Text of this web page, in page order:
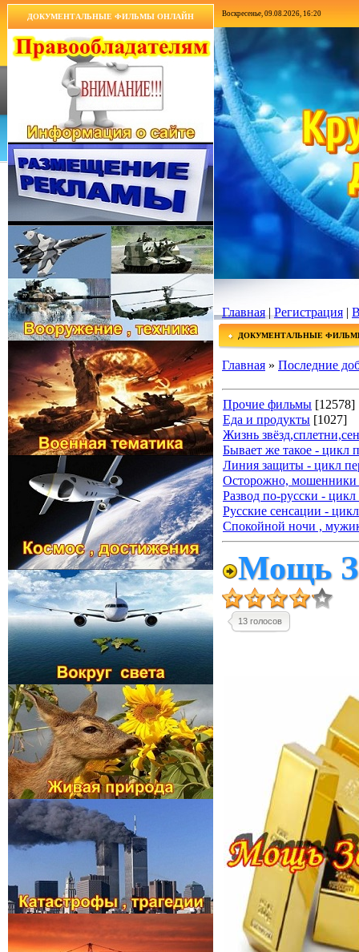
ДОКУМЕНТАЛЬНЫЕ ФИЛЬМЫ ОНЛАЙН Воскресенье, 09.08.2026, 16:20
Главная|Регистрация |
ДОКУМЕНТАЛЬНЫЕ
Главная » Последние
Прочие фильмы [12578]
Еда и продукты [1027]
Жизнь
Бывает же такое - цикл
Линия защиты - цикл
Осторожно, мошенники
Развод по-русски - цикл
Русские сенсации -
Спокойной ночи ,
Мощь
13 голосов